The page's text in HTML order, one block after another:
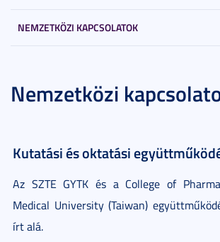
NEMZETKÖZI KAPCSOLATOK
Nemzetközi
Kutatási és oktatási
Az SZTE GYTK és a College of
Medical University (Taiwan)
írt alá.